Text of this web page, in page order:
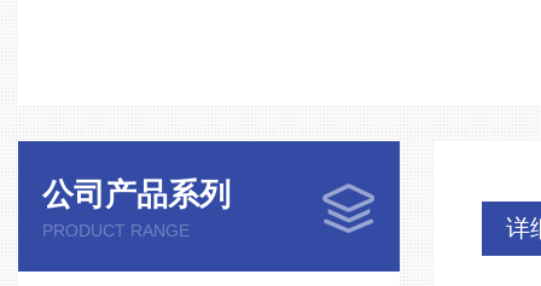
公司产品系列
PRODUCT RANGE 详